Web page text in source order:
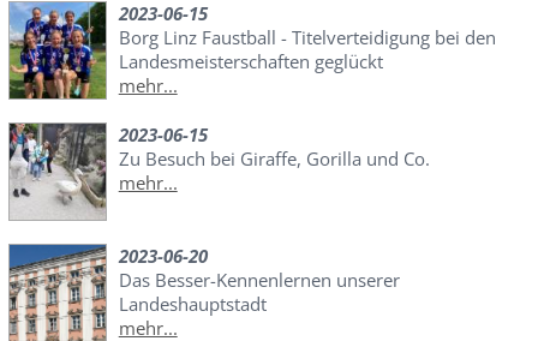
2023-06-15
Borg Linz Faustball - Titelverteidigung bei den
Landesmeisterschaften geglückt
mehr...
2023-06-15
Zu Besuch bei Giraffe, Gorilla und Co.
mehr...
2023-06-20
Das Besser-Kennenlernen unserer
Landeshauptstadt
mehr...